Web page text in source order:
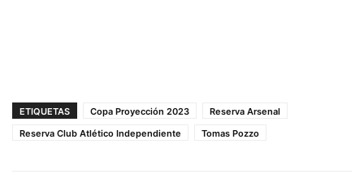
ETIQUETAS Copa Proyección 2023
Reserva Arsenal
Reserva Club Atlético Independiente
Tomas Pozzo